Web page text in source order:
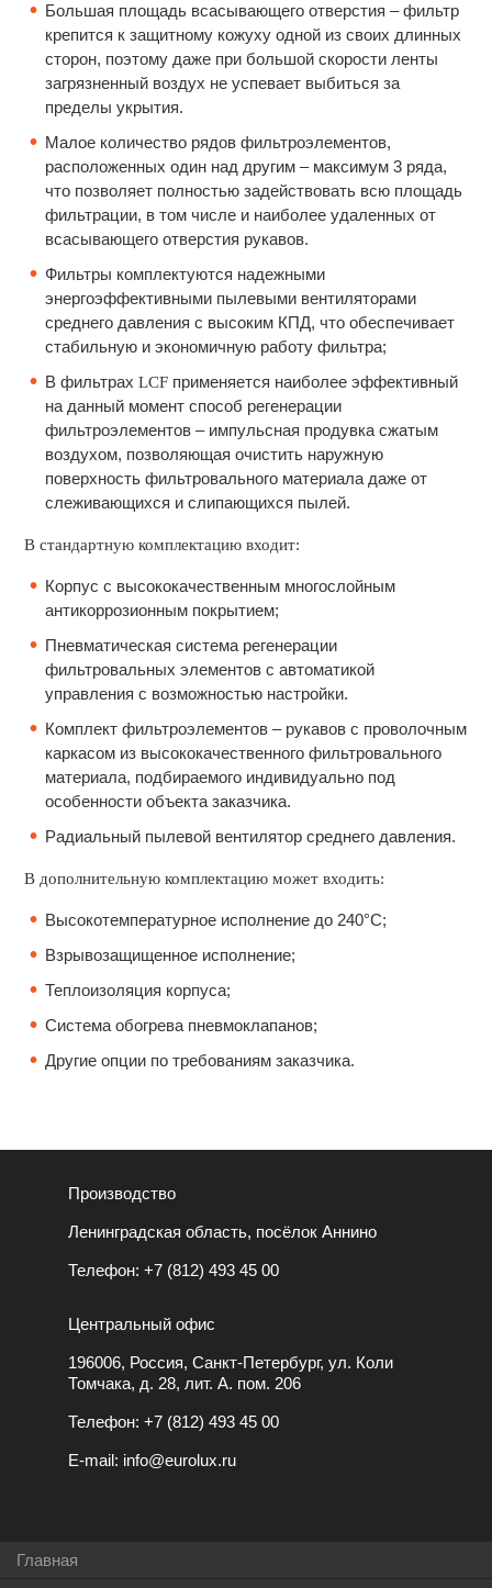
Большая площадь всасывающего отверстия – фильтр
крепится к защитному кожуху одной из своих длинных
сторон, поэтому даже при большой скорости ленты
загрязненный воздух не успевает выбиться за
пределы укрытия.
Малое количество рядов фильтроэлементов,
расположенных один над другим – максимум 3 ряда,
что позволяет полностью задействовать всю площадь
фильтрации, в том числе и наиболее удаленных от
всасывающего отверстия рукавов.
Фильтры комплектуются надежными
энергоэффективными пылевыми вентиляторами
среднего давления с высоким КПД, что обеспечивает
стабильную и экономичную работу фильтра;
В фильтрахLСF применяется наиболее эффективный
на данный момент способ регенерации
фильтроэлементов – импульсная продувка сжатым
воздухом, позволяющая очистить наружную
поверхность фильтровального материала даже от
слеживающихся и слипающихся пылей.
В стандартную комплектацию входит:
Корпус с высококачественным многослойным
антикоррозионным покрытием;
Пневматическая система регенерации
фильтровальных элементов с автоматикой
управления с возможностью настройки.
Комплект фильтроэлементов – рукавов с проволочным
каркасом из высококачественного фильтровального
материала, подбираемого индивидуально под
особенности объекта заказчика.
Радиальный пылевой вентилятор среднего давления.
В дополнительную комплектацию может входить:
Высокотемпературное исполнение до 240°С;
Взрывозащищенное исполнение;
Теплоизоляция корпуса;
Система обогрева пневмоклапанов;
Другие опции по требованиям заказчика.
Производство
Ленинградская область, посёлок Аннино
Телефон: +7 (812) 493 45 00
Центральный офис
196006, Россия, Санкт-Петербург, ул. Коли
Томчака, д. 28, лит. А. пом. 206
Телефон: +7 (812) 493 45 00
E-mail: info@eurolux.ru
Главная